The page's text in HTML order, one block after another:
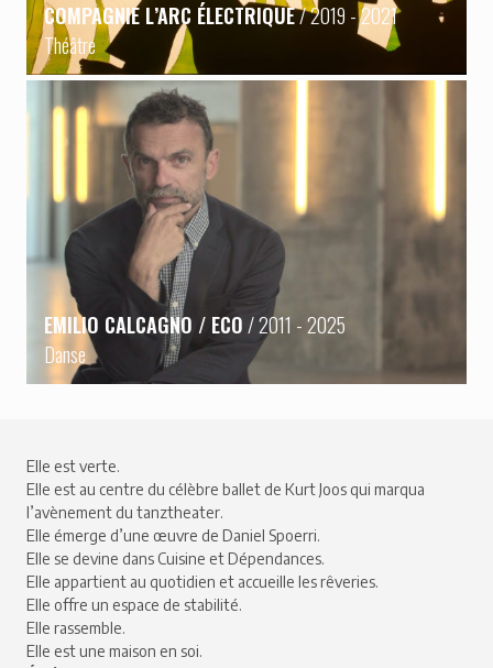
COMPAGNIE L’ARC ÉLECTRIQUE/ 2019 - 2021
Théâtre
EMILIO CALCAGNO / ECO/ 2011 - 2025
Danse
Elle est verte.
Elle est au centre du célèbre ballet de Kurt Joos qui marqua
l’avènement du tanztheater.
Elle émerge d’une œuvre de Daniel Spoerri.
Elle se devine dans Cuisine et Dépendances.
Elle appartient au quotidien et accueille les rêveries.
Elle offre un espace de stabilité.
Elle rassemble.
Elle est une maison en soi.